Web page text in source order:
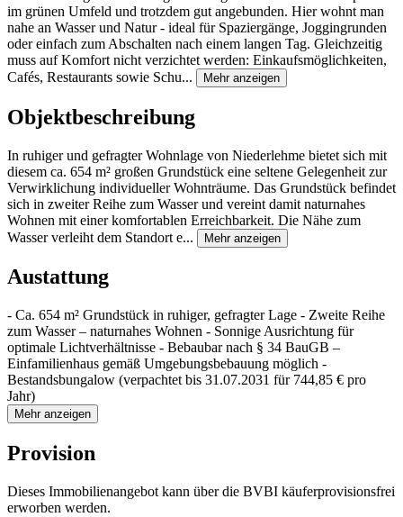
im grünen Umfeld und trotzdem gut angebunden. Hier wohnt man
nahe an Wasser und Natur - ideal für Spaziergänge, Joggingrunden
oder einfach zum Abschalten nach einem langen Tag. Gleichzeitig
muss auf Komfort nicht verzichtet werden: Einkaufsmöglichkeiten,
Cafés, Restaurants sowie Schu...
Mehr anzeigen
Objektbeschreibung
In ruhiger und gefragter Wohnlage von Niederlehme bietet sich mit
diesem ca. 654 m² großen Grundstück eine seltene Gelegenheit zur
Verwirklichung individueller Wohnträume. Das Grundstück befindet
sich in zweiter Reihe zum Wasser und vereint damit naturnahes
Wohnen mit einer komfortablen Erreichbarkeit. Die Nähe zum
Wasser verleiht dem Standort e...
Mehr anzeigen
Austattung
- Ca. 654 m² Grundstück in ruhiger, gefragter Lage - Zweite Reihe
zum Wasser – naturnahes Wohnen - Sonnige Ausrichtung für
optimale Lichtverhältnisse - Bebaubar nach § 34 BauGB –
Einfamilienhaus gemäß Umgebungsbebauung möglich -
Bestandsbungalow (verpachtet bis 31.07.2031 für 744,85 € pro
Jahr)
Mehr anzeigen
Provision
Dieses Immobilienangebot kann über die BVBI käuferprovisionsfrei
erworben werden.